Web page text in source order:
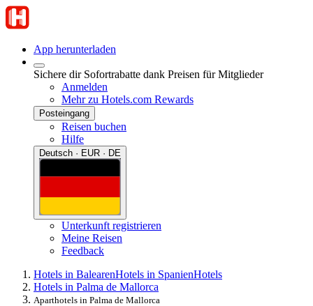
App herunterladen
Sichere dir Sofortrabatte dank Preisen für Mitglieder
Anmelden
Mehr zu Hotels.com Rewards
Posteingang
Reisen buchen
Hilfe
Deutsch · EUR · DE
Unterkunft registrieren
Meine Reisen
Feedback
Hotels in BalearenHotels in SpanienHotels
Hotels in Palma de Mallorca
Aparthotels in Palma de Mallorca